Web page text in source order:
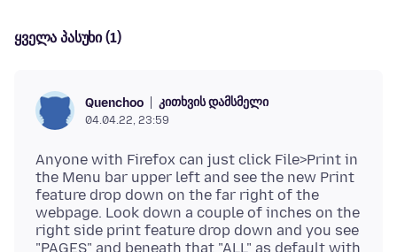
ყველა პასუხი (1)
Quenchoo კითხვის დამსმელი
04.04.22, 23:59
Anyone with Firefox can just click File>Print in
the Menu bar upper left and see the new Print
feature drop down on the far right of the
webpage. Look down a couple of inches on the
right side print feature drop down and you see
"PAGES" and beneath that "ALL" as default with